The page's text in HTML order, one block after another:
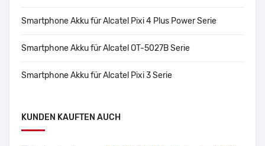
Smartphone Akku für Alcatel Pixi 4 Plus Power Serie
Smartphone Akku für Alcatel OT-5027B Serie
Smartphone Akku für Alcatel Pixi 3 Serie
KUNDEN KAUFTEN AUCH